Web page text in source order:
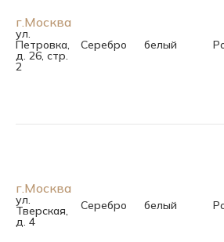
г.Москва
ул.
Петровка,
д. 26, стр.
2
Серебро белый
г.Москва
ул.
Тверская,
д. 4
Серебро белый